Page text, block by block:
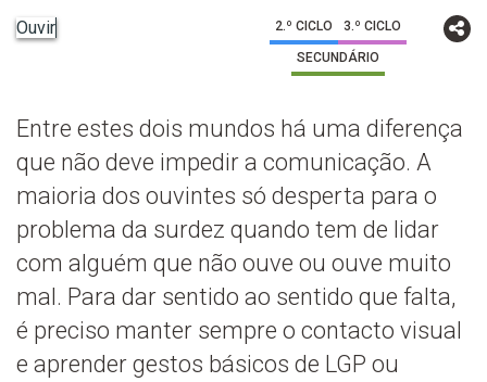
Ouvir 2.º CICLO 3.º CICLO
SECUNDÁRIO
Entre estes dois mundos há uma diferença
que não deve impedir a comunicação. A
maioria dos ouvintes só desperta para o
problema da surdez quando tem de lidar
com alguém que não ouve ou ouve muito
mal. Para dar sentido ao sentido que falta,
é preciso manter sempre o contacto visual
e aprender gestos básicos de LGP ou